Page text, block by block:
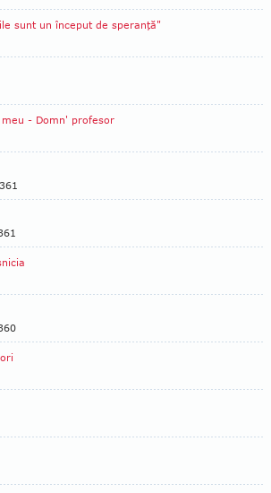
sunt un început de speranţă"
- Domn' profesor